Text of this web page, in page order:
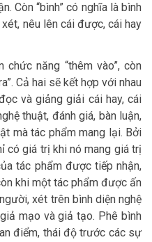
Còn “bình” có nghĩa là bình
nêu lên cái được, cái hay
năng “thêm vào”, còn
Cả hai sẽ kết hợp với nhau
và giảng giải cái hay, cái
thuật, đánh giá, bàn luận,
mà tác phẩm mang lại. Bởi
có giá trị khi nó mang giá trị
tác phẩm được tiếp nhận,
khi một tác phẩm được ấn
xét trên bình diện nghệ
mạo và giả tạo. Phê bình
điểm, thái độ trước các sự